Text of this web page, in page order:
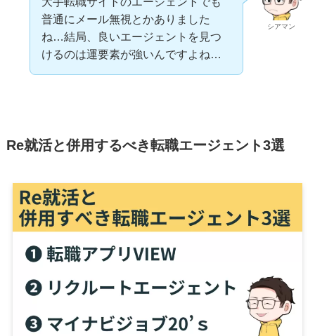
シアマン
普通にメール無視とかありました
ね…結局、良いエージェントを見つ
けるのは運要素が強いんですよね…
Re就活と併用するべき転職エージェント3選